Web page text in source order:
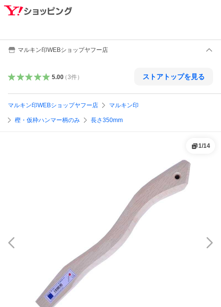
マルキン印WEBショップヤフー店
5.00（3件） ストアトップを見る
マルキン印WEBショップヤフー店 マルキン印
樫・仮枠ハンマー柄のみ 長さ350mm
1/14